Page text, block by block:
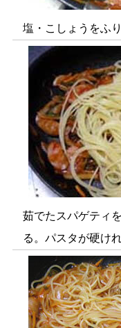
塩・こしょうをふ
茹でたスパゲティ
る。パスタが硬け